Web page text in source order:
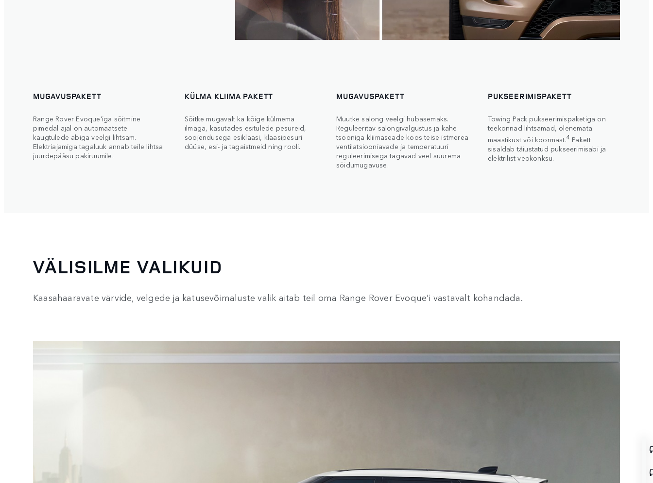
MUGAVUSPAKETT
Range Rover Evoque'iga sõitmine
pimedal ajal on automaatsete
kaugtulede abiga veelgi lihtsam.
Elektriajamiga tagaluuk annab teile lihtsa
juurdepääsu pakiruumile.
KÜLMA KLIIMA PAKETT
Sõitke mugavalt ka kõige külmema
ilmaga, kasutades esitulede pesureid,
soojendusega esiklaasi, klaasipesuri
düüse, esi- ja tagaistmeid ning rooli.
MUGAVUSPAKETT
Muutke salong veelgi hubasemaks.
Reguleeritav salongivalgustus ja kahe
tsooniga kliimaseade koos teise istmerea
ventilatsiooniavade ja temperatuuri
reguleerimisega tagavad veel suurema
sõidumugavuse.
PUKSEERIMISPAKETT
Towing Pack pukseerimispaketiga on
teekonnad lihtsamad, olenemata
maastikust või koormast.4 Pakett
sisaldab täiustatud pukseerimisabi ja
elektrilist veokonksu.
VÄLISILME VALIKUID
Kaasahaaravate värvide, velgede ja katusevõimaluste valik aitab teil oma Range Rover Evoque’i vastavalt kohandada.